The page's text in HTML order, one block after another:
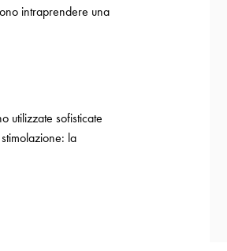
intraprendere una
utilizzate sofisticate
la